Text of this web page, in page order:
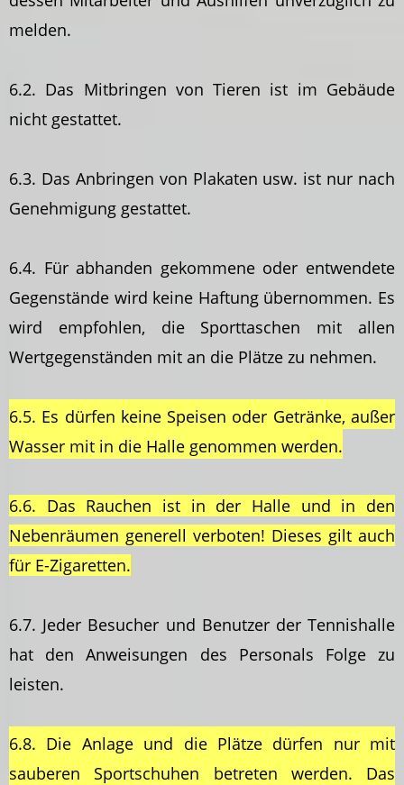
melden.
6.2. Das Mitbringen von Tieren ist im Gebäude
nicht gestattet.
6.3. Das Anbringen von Plakaten usw. ist nur nach
Genehmigung gestattet.
6.4. Für abhanden gekommene oder entwendete
Gegenstände wird keine Haftung übernommen. Es
wird empfohlen, die Sporttaschen mit allen
Wertgegenständen mit an die Plätze zu nehmen.
6.5. Es dürfen keine Speisen oder Getränke, außer
Wasser mit in die Halle genommen werden.
6.6. Das Rauchen ist in der Halle und in den
Nebenräumen generell verboten! Dieses gilt auch
für E-Zigaretten.
6.7. Jeder Besucher und Benutzer der Tennishalle
hat den Anweisungen des Personals Folge zu
leisten.
6.8. Die Anlage und die Plätze dürfen nur mit
sauberen Sportschuhen betreten werden. Das